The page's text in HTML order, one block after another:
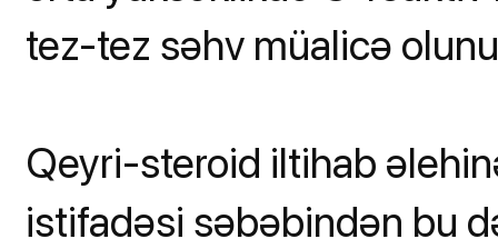
tez-tez səhv müalicə
Qeyri-steroid iltihab
istifadəsi səbəbindən bu